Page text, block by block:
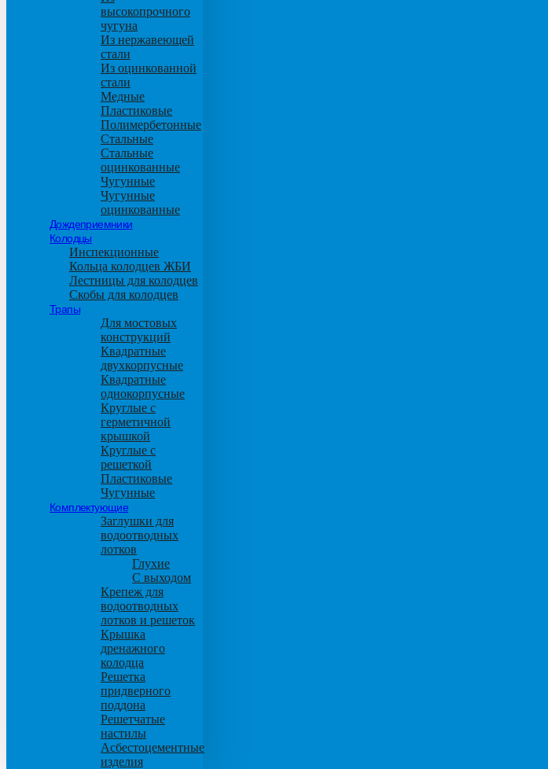
высокопрочного
чугуна
Из нержавеющей
стали
Из оцинкованной
стали
Медные
Пластиковые
Полимербетонные
Стальные
Стальные
оцинкованные
Чугунные
Чугунные
оцинкованные
Дождеприемники
Колодцы
Инспекционные
Кольца колодцев ЖБИ
Лестницы для колодцев
Скобы для колодцев
Трапы
Для мостовых
конструкций
Квадратные
двухкорпусные
Квадратные
однокорпусные
Круглые с
герметичной
крышкой
Круглые с
решеткой
Пластиковые
Чугунные
Комплектующие
Заглушки для
водоотводных
лотков
Глухие
С выходом
Крепеж для
водоотводных
лотков и решеток
Крышка
дренажного
колодца
Решетка
придверного
поддона
Решетчатые
настилы
Асбестоцементные
изделия